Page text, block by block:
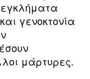
γενοκτονία
μάρτυρες.